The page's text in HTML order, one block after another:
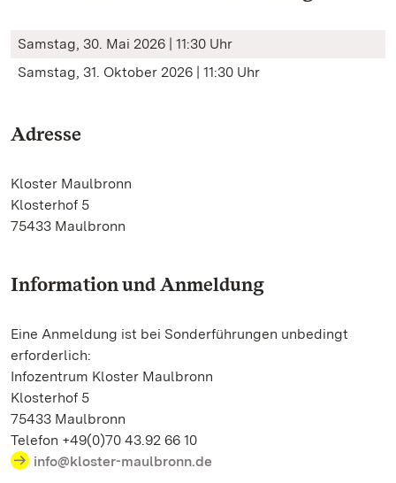
Samstag, 30. Mai 2026 | 11:30 Uhr
Samstag, 31. Oktober 2026 | 11:30 Uhr
Adresse
Kloster Maulbronn
Klosterhof 5
75433 Maulbronn
Information und Anmeldung
Eine Anmeldung ist bei Sonderführungen unbedingt
erforderlich:
Infozentrum Kloster Maulbronn
Klosterhof 5
75433 Maulbronn
Telefon +49(0)70 43.92 66 10
info@kloster-maulbronn.de